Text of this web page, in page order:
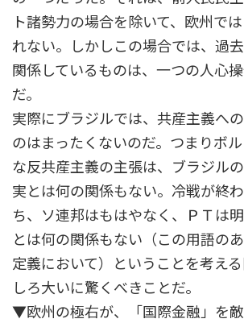
ト諸勢力の場合を除いて、欧州で
れない。しかしこの場合では、過
関係しているものは、一つの人心操
だ。
実際にブラジルでは、共産主義へ
のはまったくないのだ。つまりボ
な反共産主義の主張は、ブラジル
実とは何の関係もない。冷戦が終
ち、ソ連邦はもはやなく、ＰＴは
とは何の関係もない（この用語の
定義において）ということを考え
しろ大いに驚くべきことだ。
▼欧州の極右が、「国際金融」を